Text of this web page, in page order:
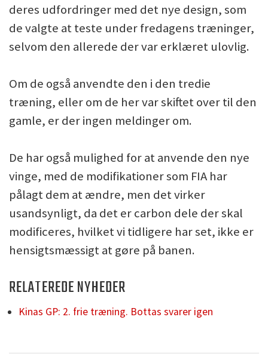
deres udfordringer med det nye design, som
de valgte at teste under fredagens træninger,
selvom den allerede der var erklæret ulovlig.
Om de også anvendte den i den tredie
træning, eller om de her var skiftet over til den
gamle, er der ingen meldinger om.
De har også mulighed for at anvende den nye
vinge, med de modifikationer som FIA har
pålagt dem at ændre, men det virker
usandsynligt, da det er carbon dele der skal
modificeres, hvilket vi tidligere har set, ikke er
hensigtsmæssigt at gøre på banen.
RELATEREDE NYHEDER
Kinas GP: 2. frie træning. Bottas svarer igen